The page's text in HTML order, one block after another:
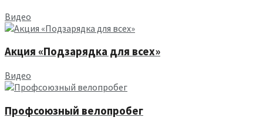
Видео
Акция «Подзарядка для всех»
Видео
Профсоюзный велопробег